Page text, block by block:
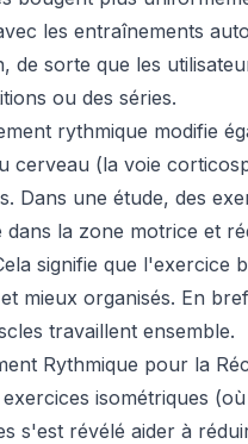
les entraînements
de sorte que les
ou des séries.
rythmique modifie
cerveau (la voie
Dans une étude, des
dans la zone motrice et
signifie que l'exercice
mieux organisés. En
travaillent ensemble.
Rythmique pour la
exercices isométriques
s'est révélé aider à